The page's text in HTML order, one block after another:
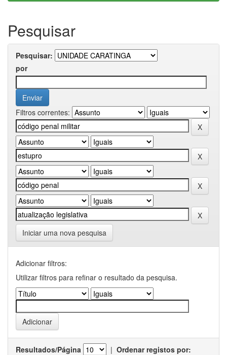
Pesquisar
Pesquisar:
por
Filtros correntes:
Iniciar uma nova pesquisa
Adicionar filtros:
Utilizar filtros para refinar o resultado da pesquisa.
Resultados/Página | Ordenar registos por: